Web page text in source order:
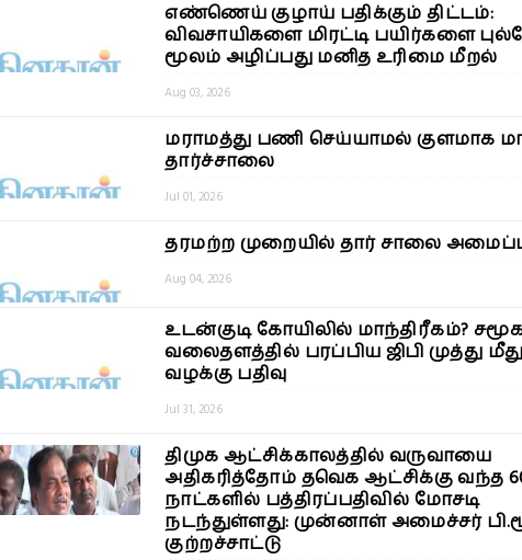
எண்ணெய் குழாய் பதிக்கும் திட்டம்:
விவசாயிகளை மிரட்டி பயிர்களை
மூலம் அழிப்பது மனித உரிமை மீறல்
Aug 03, 2026
மராமத்து பணி செய்யாமல் குளமாக
தார்ச்சாலை
Jul 01, 2026
தரமற்ற முறையில் தார் சாலை
Aug 04, 2026
உடன்குடி கோயிலில் மாந்திரீகம்?
வலைதளத்தில் பரப்பிய ஜிபி முத்து மீது
வழக்கு பதிவு
Jul 31, 2026
திமுக ஆட்சிக்காலத்தில் வருவாயை
அதிகரித்தோம் தவெக ஆட்சிக்கு வந்த
நாட்களில் பத்திரப்பதிவில் மோசடி
நடந்துள்ளது: முன்னாள் அமைச்சர்
குற்றச்சாட்டு